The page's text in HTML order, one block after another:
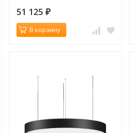
51 125 ₽
В корзину